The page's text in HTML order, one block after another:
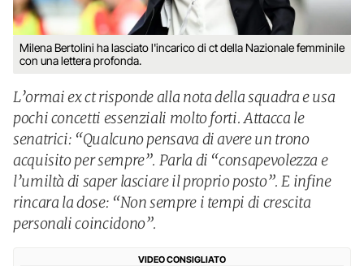
Milena Bertolini ha lasciato l'incarico di ct della Nazionale femminile
con una lettera profonda.
L’ormai ex ct risponde alla nota della squadra e usa
pochi concetti essenziali molto forti. Attacca le
senatrici: “Qualcuno pensava di avere un trono
acquisito per sempre”. Parla di “consapevolezza e
l’umiltà di saper lasciare il proprio posto”. E infine
rincara la dose: “Non sempre i tempi di crescita
personali coincidono”.
VIDEO CONSIGLIATO